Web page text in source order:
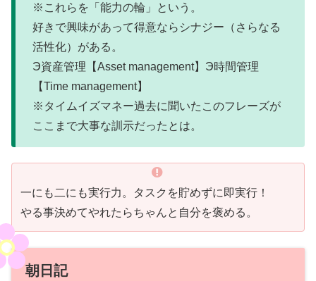
※これらを「能力の輪」という。
好きで興味があって得意ならシナジー（さらなる
活性化）がある。
Э資産管理【Asset management】Э時間管理
【Time management】
※タイムイズマネー過去に聞いたこのフレーズが
ここまで大事な訓示だったとは。
一にも二にも実行力。タスクを貯めずに即実行！
やる事決めてやれたらちゃんと自分を褒める。
朝日記